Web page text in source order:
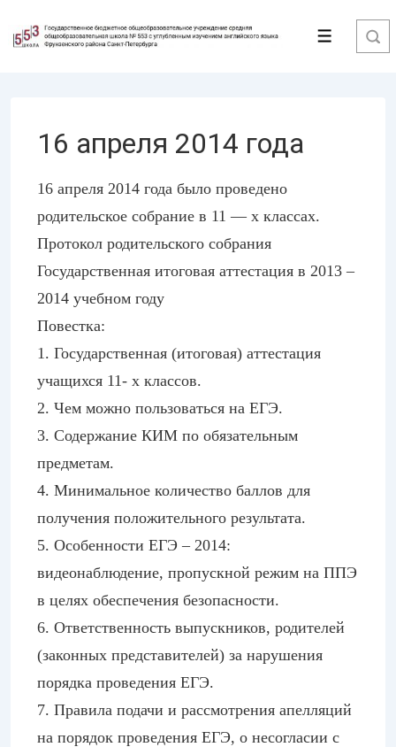
Перейти
Меню
16 апреля 2014 года
16 апреля 2014 года было проведено
родительское собрание в 11 — х классах.
Протокол родительского собрания
Государственная итоговая аттестация в 2013 –
2014 учебном году
Повестка:
1. Государственная (итоговая) аттестация
учащихся 11- х классов.
2. Чем можно пользоваться на ЕГЭ.
3. Содержание КИМ по обязательным
предметам.
4. Минимальное количество баллов для
получения положительного результата.
5. Особенности ЕГЭ – 2014:
видеонаблюдение, пропускной режим на ППЭ
в целях обеспечения безопасности.
6. Ответственность выпускников, родителей
(законных представителей) за нарушения
порядка проведения ЕГЭ.
7. Правила подачи и рассмотрения апелляций
на порядок проведения ЕГЭ, о несогласии с